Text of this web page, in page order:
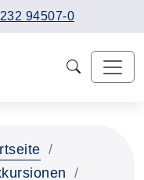
94507-0